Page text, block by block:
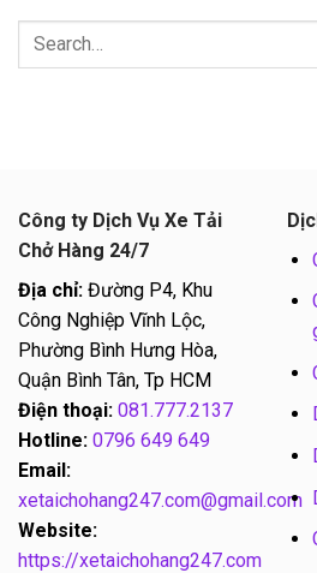
Công ty Dịch Vụ Xe Tải
Chở Hàng 24/7
Địa chỉ: Đường P4, Khu
Công Nghiệp Vĩnh Lộc,
Phường Bình Hưng Hòa,
Quận Bình Tân, Tp HCM
Điện thoại: 081.777.2137
Hotline: 0796 649 649
Email:
xetaichohang247.com@gmail.com
Website:
https://xetaichohang247.com